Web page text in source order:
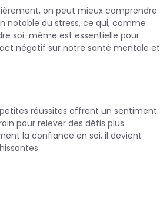
on peut mieux comprendre
notable du stress, ce qui, comme
soi-même est essentielle pour
négatif sur notre santé mentale et
réussites offrent un sentiment
pour relever des défis plus
la confiance en soi, il devient